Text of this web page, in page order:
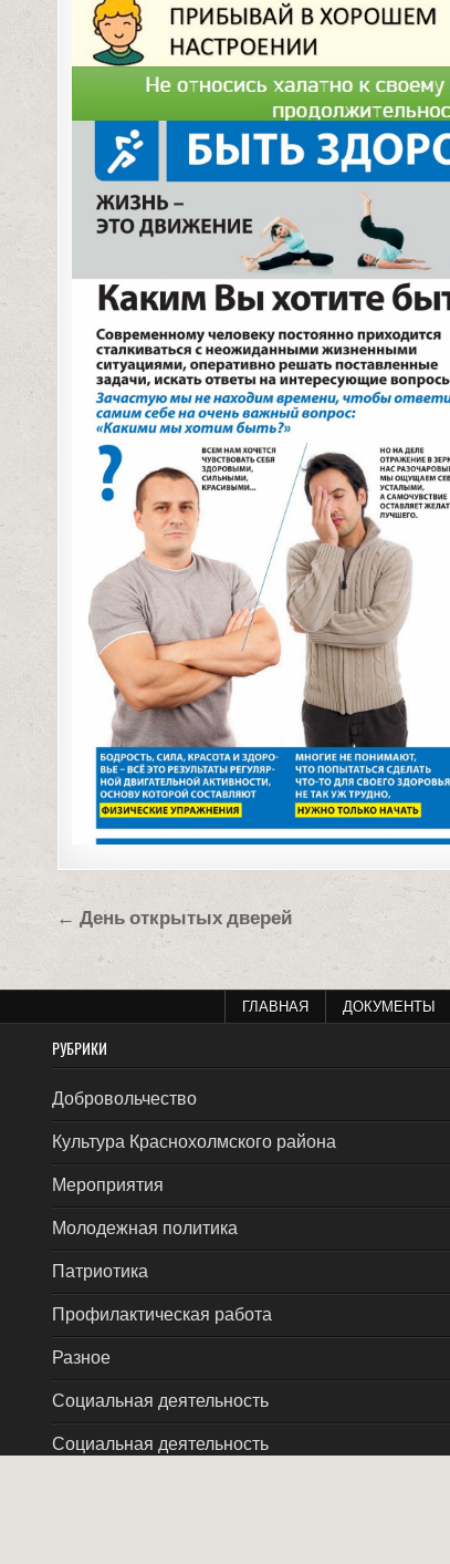
Навигация
записям
← День открытых дверей
ГЛАВНАЯ ДОКУМЕНТЫ
РУБРИКИ
Добровольчество
Культура Краснохолмского района
Мероприятия
Молодежная политика
Патриотика
Профилактическая работа
Разное
Социальная деятельность
Социальная деятельность